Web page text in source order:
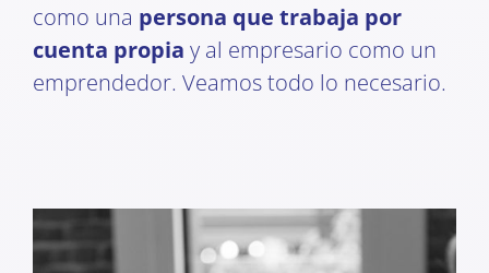
como una persona que trabaja por
cuenta propia y al empresario como un
emprendedor. Veamos todo lo necesario.